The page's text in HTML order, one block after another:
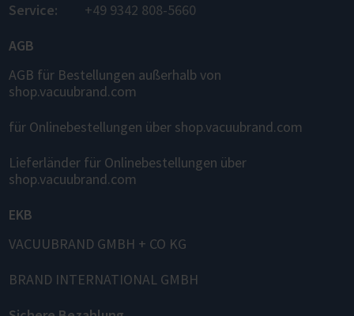
Service:
+49 9342 808-5660
AGB
AGB für Bestellungen außerhalb von
shop.vacuubrand.com
für Onlinebestellungen über shop.vacuubrand.com
Lieferländer für Onlinebestellungen über
shop.vacuubrand.com
EKB
VACUUBRAND GMBH + CO KG
BRAND INTERNATIONAL GMBH